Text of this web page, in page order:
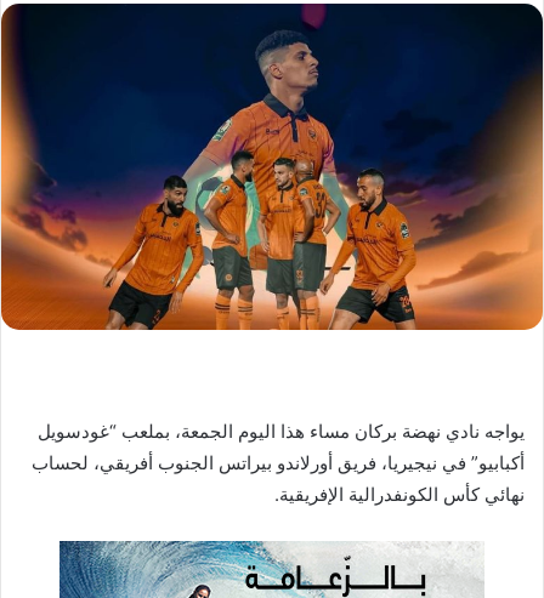
ا
إ
ل
ك
ت
ي
ا
يواجه نادي نهضة بركان مساء هذا اليوم الجمعة، بملعب “غودسويل
أكبابيو” في نيجيريا، فريق أورلاندو بيراتس الجنوب أفريقي، لحساب
نهائي كأس الكونفدرالية الإفريقية.